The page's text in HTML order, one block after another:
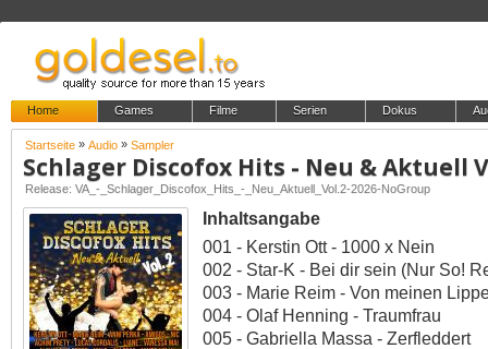
Home Games Filme Serien Dokus
Startseite » Audio » Sampler
Schlager Discofox Hits - Neu & Aktuell
Release: VA_-_Schlager_Discofox_Hits_-_Neu_Aktuell_Vol.2-2026-NoGroup
Inhaltsangabe
001 - Kerstin Ott - 1000 x Nein
002 - Star-K - Bei dir sein (Nur So!
003 - Marie Reim - Von meinen
004 - Olaf Henning - Traumfrau
005 - Gabriella Massa - Zerfleddert